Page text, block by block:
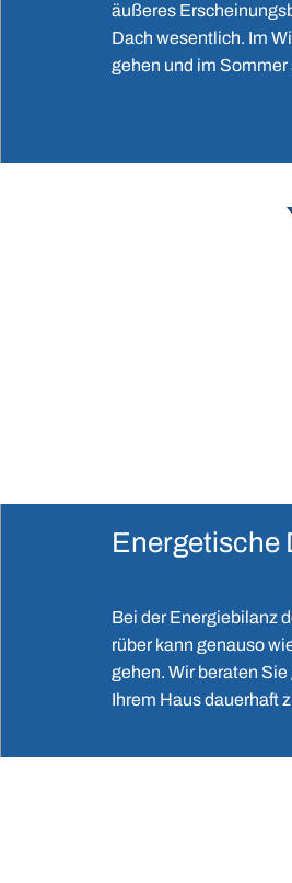
äußeres
Dach wesentlich. Im
gehen und im Sommer
Energetische
Bei der Energiebilanz
rüber kann genauso
gehen. Wir beraten
Ihrem Haus dauerhaft